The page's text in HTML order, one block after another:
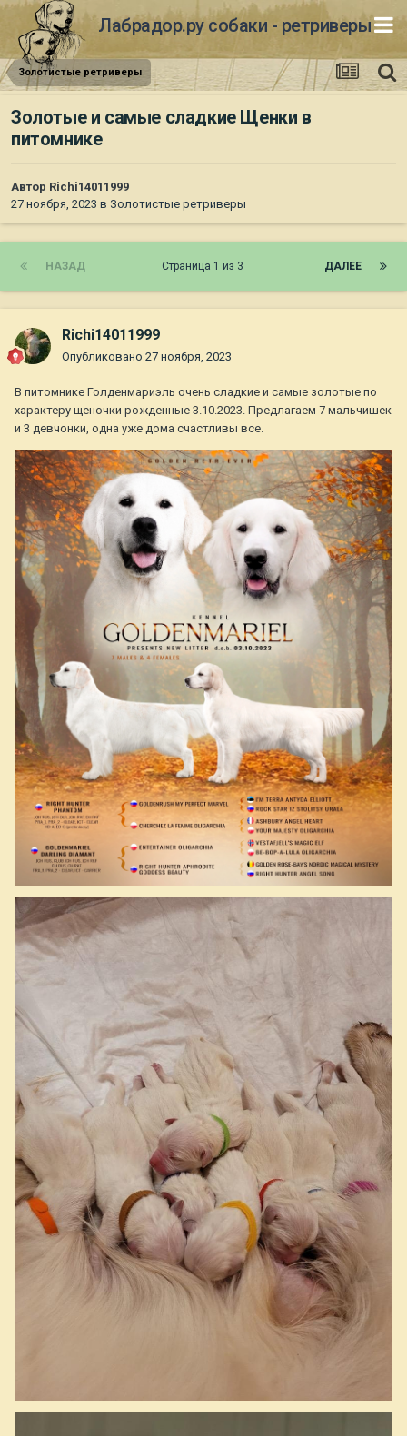
Лабрадор.ру собаки - ретриверы
Золотистые ретриверы
Золотые и самые сладкие Щенки в
питомнике
Автор Richi14011999
27 ноября, 2023 в Золотистые ретриверы
НАЗАД ДАЛЕЕ
Страница 1 из 3
Richi14011999
Опубликовано 27 ноября, 2023
В питомнике Голденмариэль очень сладкие и самые золотые по
характеру щеночки рожденные 3.10.2023. Предлагаем 7 мальчишек
и 3 девчонки, одна уже дома счастливы все.